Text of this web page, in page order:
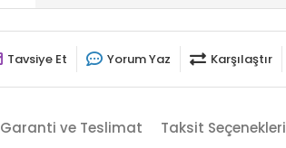
Tavsiye Et Yorum Yaz Karşılaştır
Garanti ve Teslimat Taksit Seçenekleri